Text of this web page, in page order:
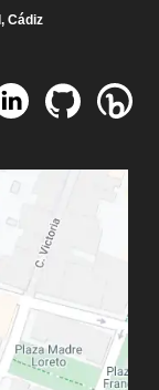
Cádiz